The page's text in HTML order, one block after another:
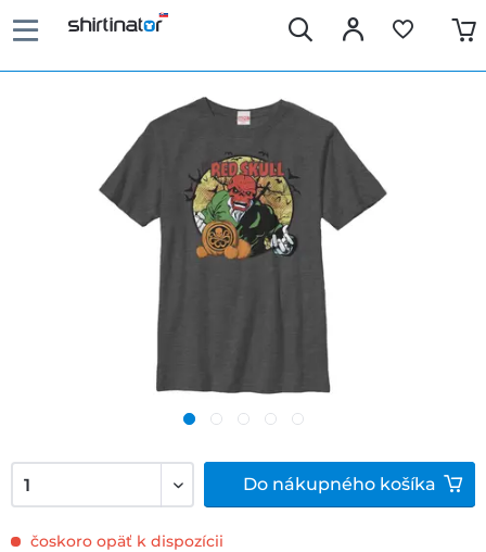
čoskoro opäť k dispozícii
Do nákupného košíka